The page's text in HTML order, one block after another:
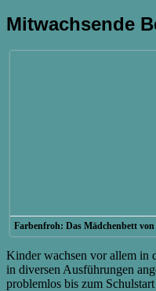
Mitwachsende
Farbenfroh: Das Mädchenbett
Kinder wachsen vor allem in
in diversen Ausführungen
problemlos bis zum